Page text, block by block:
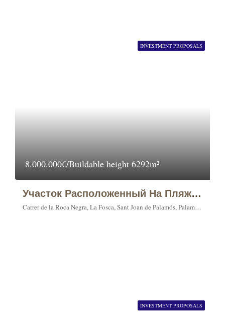
INVESTMENT PROPOSALS
8.000.000€/Buildable height 6292m²
Участок Расположенный На Пляже Ла Фоска (La Fosca), В Городе Паламос (Palamós).
Carrer de la Roca Negra, La Fosca, Sant Joan de Palamós, Palamós, Lower Empordà, Girona, Catalonia, 17230, Spain
INVESTMENT PROPOSALS